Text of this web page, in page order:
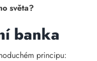
světa?
banka
principu: